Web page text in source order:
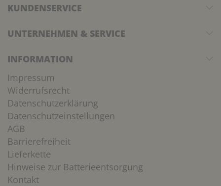
KUNDENSERVICE
UNTERNEHMEN & SERVICE
INFORMATION
Impressum
Widerrufsrecht
Datenschutzerklärung
Datenschutzeinstellungen
AGB
Barrierefreiheit
Lieferkette
Hinweise zur Batterieentsorgung
Kontakt